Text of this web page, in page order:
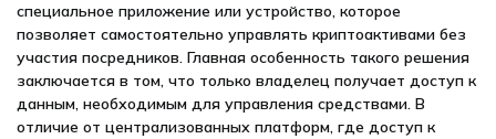
специальное приложение или устройство, которое
позволяет самостоятельно управлять криптоактивами без
участия посредников. Главная особенность такого решения
заключается в том, что только владелец получает доступ к
данным, необходимым для управления средствами. В
отличие от централизованных платформ, где доступ к